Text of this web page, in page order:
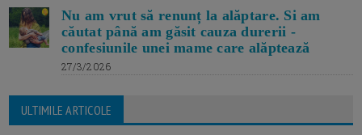
Nu am vrut să renunț la alăptare. Si am
căutat până am găsit cauza durerii -
confesiunile unei mame care alăptează
27/3/2026
ULTIMILE ARTICOLE